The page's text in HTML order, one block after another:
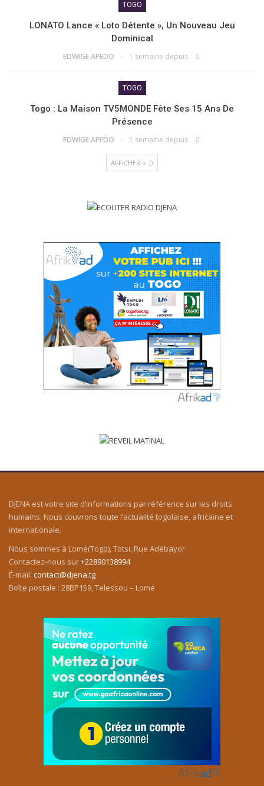
TOGO
LONATO Lance « Loto Détente », Un Nouveau Jeu
Dominical
EDWIGE APEDO 1 semaine depuis
TOGO
Togo : La Maison TV5MONDE Fête Ses 15 Ans De
Présence
EDWIGE APEDO 1 semaine depuis
AFFICHER +
DJENA est votre site d’informations par référence sur les droits
humains. Nous couvrons toute l’actualité togolaise, africaine et
internationale.
Nous sommes à Lomé(Togo), Totsi, Rue Adébayor
Contactez-nous sur+22890138994
É-mail: contact@djena.tg
Boîte postale : 28BP159, Telessou – Lomé